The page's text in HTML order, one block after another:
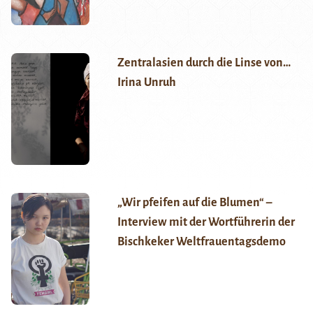
Zentralasien durch die Linse von…
Irina Unruh
„Wir pfeifen auf die Blumen“ –
Interview mit der Wortführerin der
Bischkeker Weltfrauentagsdemo